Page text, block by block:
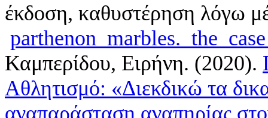
έκδοση, καθυστέρηση λόγω
Καμπερίδου, Ειρήνη. (2020).
Αθλητισμό: «Διεκδικώ τα
αναπαράσταση αναπηρίας